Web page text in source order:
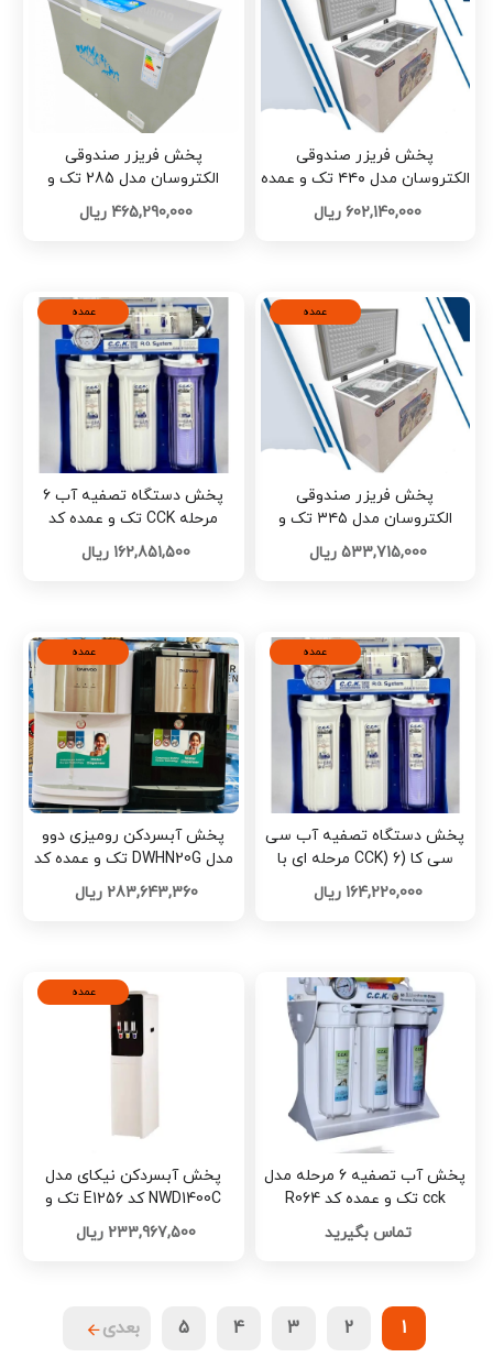
پخش فریزر صندوقی
الکتروسان مدل ۴۴۰ تک و عمده
کد Z2594
602,140,000 ریال
پخش فریزر صندوقی
الکتروسان مدل 285 تک و
عمده کد Z2592
465,290,000 ریال
عمده
پخش فریزر صندوقی
الکتروسان مدل ۳۴۵ تک و
عمده کد Z2590
533,715,000 ریال
عمده
پخش دستگاه تصفیه آب ۶
مرحله CCK تک و عمده کد
Z2588
162,851,500 ریال
عمده
پخش دستگاه تصفیه آب سی
سی کا (CCK) 6 مرحله ای با
مخزن معصومی تک و عمده کد
Z2568
164,220,000 ریال
عمده
پخش آبسردکن رومیزی دوو
مدل DWHN20G تک و عمده کد
Z2294
283,643,360 ریال
پخش آب تصفیه 6 مرحله مدل
cck تک و عمده کد R064
تماس بگیرید
عمده
پخش آبسردکن نیکای مدل
NWD1400C کد E1256 تک و
عمده
233,967,500 ریال
1
2
3
4
5 بعدی